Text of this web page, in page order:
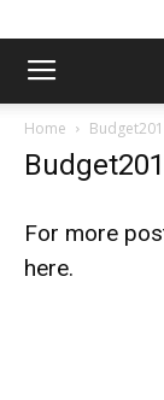
Home
For more
here.